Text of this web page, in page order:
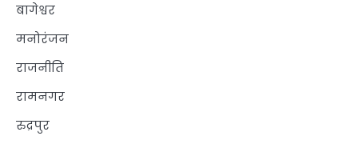
बागेश्वर
मनोरंजन
राजनीति
रामनगर
रुद्रपुर